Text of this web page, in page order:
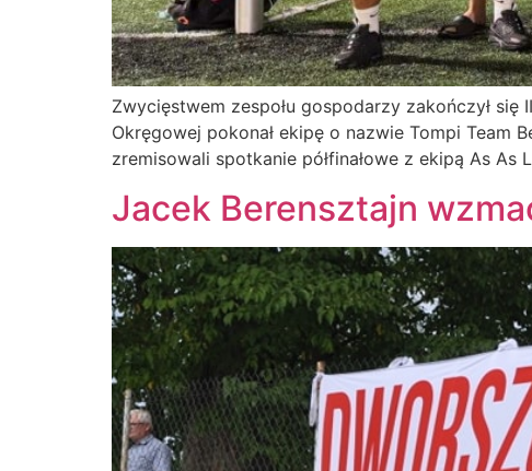
Zwycięstwem zespołu gospodarzy zakończył
Okręgowej pokonał ekipę o nazwie Tompi Team
zremisowali spotkanie półfinałowe z ekipą As
Jacek Berensztajn